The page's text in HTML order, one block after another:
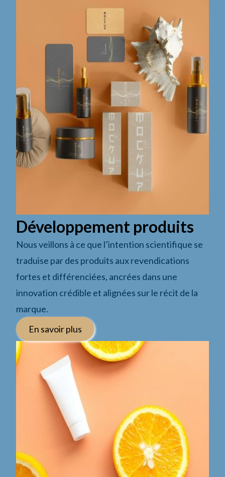
Développement produits
Nous veillons à ce que l’intention scientifique se
traduise par des produits aux revendications
fortes et différenciées, ancrées dans une
innovation crédible et alignées sur le récit de la
marque.
En savoir plus